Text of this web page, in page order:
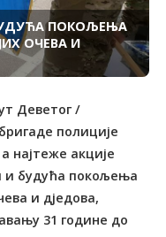
ПОКОЉЕЊА
ОЧЕВА И
Деветог /
полиције
најтеже акције
и будућа покољења
и дједова,
31 године до